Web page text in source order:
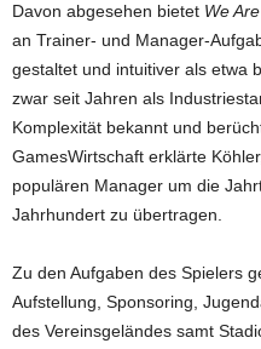
Davon abgesehen bietet We
an Trainer- und Manager-
gestaltet und intuitiver als etwa
zwar seit Jahren als
Komplexität bekannt und
GamesWirtschaft erklärte
populären Manager um die
Jahrhundert zu übertragen.
Zu den Aufgaben des Spielers
Aufstellung, Sponsoring,
des Vereinsgeländes samt